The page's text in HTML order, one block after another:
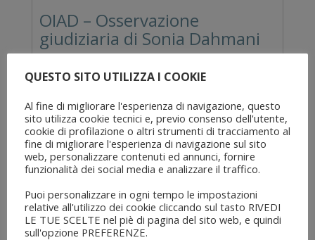
OIAD – Osservazione
giudiziaria di Sonia Dahmani
Pubblichiamo la comunicazione pervenutaci
avocats en danger – in merito alla Missione
di osservazione giudiziaria del processo di
Sonia Dahmani che avrà luogo a Tunisi dal 2
al 4 aprile 2026: “Chers membres de l’OIAD,
L’OIAD lance un appel à manifestation
d’intérêt (AMI) pour la prochaine mission
d’observation judiciaire qui […] Leggi news
13 Marzo 2026
QUESTO SITO UTILIZZA I COOKIE
Al fine di migliorare l'esperienza di navigazione, questo
sito utilizza cookie tecnici e, previo consenso dell'utente,
cookie di profilazione o altri strumenti di tracciamento al
fine di migliorare l'esperienza di navigazione sul sito
web, personalizzare contenuti ed annunci, fornire
funzionalità dei social media e analizzare il traffico.
Puoi personalizzare in ogni tempo le impostazioni
relative all'utilizzo dei cookie cliccando sul tasto RIVEDI
LE TUE SCELTE nel piè di pagina del sito web, e quindi
sull'opzione PREFERENZE.